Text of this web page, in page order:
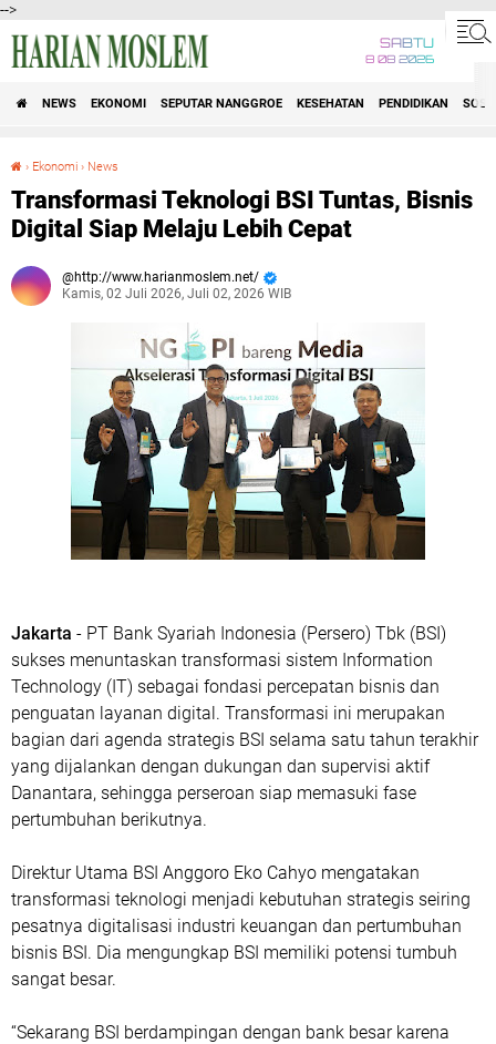
-->
SABTU
8 08 2026
NEWS EKONOMI SEPUTAR NANGGROE KESEHATAN PENDIDIKAN
› Ekonomi › News
Transformasi Teknologi BSI Tuntas, Bisnis
Digital Siap Melaju Lebih Cepat
http://www.harianmoslem.net/
Kamis, 02 Juli 2026, Juli 02, 2026 WIB
Jakarta - PT Bank Syariah Indonesia (Persero) Tbk (BSI)
sukses menuntaskan transformasi sistem Information
Technology (IT) sebagai fondasi percepatan bisnis dan
penguatan layanan digital. Transformasi ini merupakan
bagian dari agenda strategis BSI selama satu tahun terakhir
yang dijalankan dengan dukungan dan supervisi aktif
Danantara, sehingga perseroan siap memasuki fase
pertumbuhan berikutnya.
Direktur Utama BSI Anggoro Eko Cahyo mengatakan
transformasi teknologi menjadi kebutuhan strategis seiring
pesatnya digitalisasi industri keuangan dan pertumbuhan
bisnis BSI. Dia mengungkap BSI memiliki potensi tumbuh
sangat besar.
“Sekarang BSI berdampingan dengan bank besar karena